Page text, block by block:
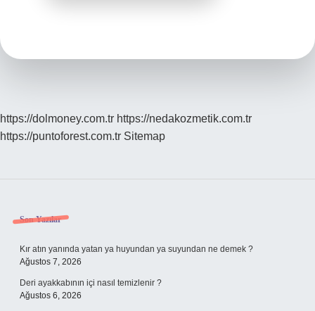
https://dolmoney.com.tr https://nedakozmetik.com.tr
https://puntoforest.com.tr Sitemap
Sidebar
Son Yazılar
Kır atın yanında yatan ya huyundan ya suyundan ne demek ?
Ağustos 7, 2026
Deri ayakkabının içi nasıl temizlenir ?
Ağustos 6, 2026